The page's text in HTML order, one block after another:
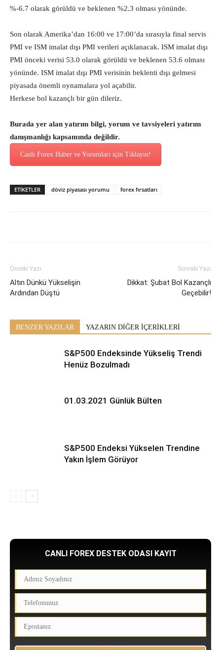
%-6.7 olarak görüldü ve beklenen %2.3 olması yönünde.
Son olarak Amerika’dan 16:00 ve 17:00’da sırasıyla final servis
PMI ve ISM imalat dışı PMI verileri açıklanacak. ISM imalat dışı
PMI önceki verisi 53.0 olarak görüldü ve beklenen 53.6 olması
yönünde. ISM imalat dışı PMI verisinin beklenti dışı gelmesi
piyasada önemli oynamalara yol açabilir.
Herkese bol kazançlı bir gün dileriz.
Burada yer alan yatırım bilgi, yorum ve tavsiyeleri yatırım
danışmanlığı kapsamında değildir.
Canlı Forex Haber ve Yorumları için Tıklayın!
ETİKETLER döviz piyasası yorumu forex fırsatları
Önceki Yazı
Altın Dünkü Yükselişin
Ardından Düştü
Sonraki Yazı
Dikkat: Şubat Bol Kazançlı
Geçebilir!
BENZER YAZILAR YAZARIN DİĞER İÇERİKLERİ
S&P500 Endeksinde Yükseliş Trendi
Henüz Bozulmadı
01.03.2021 Günlük Bülten
S&P500 Endeksi Yükselen Trendine
Yakın İşlem Görüyor
CANLI FOREX DESTEK ODASI KAYIT